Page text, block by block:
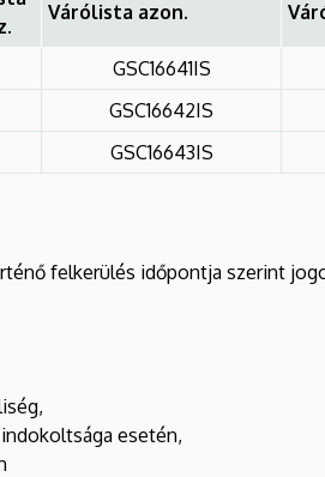
Várólista azon.
GSC16641IS
GSC16642IS
GSC16643IS
felkerülés időpontja szerint
esetén,